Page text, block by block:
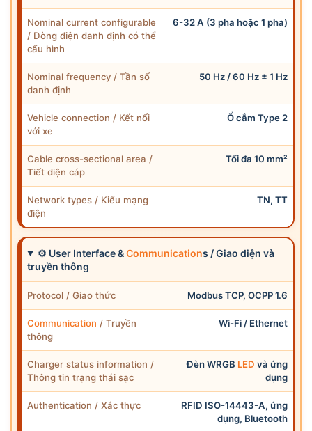
Nominal current configurable
/ Dòng điện danh định có thể
cấu hình
6-32 A (3 pha hoặc 1 pha)
Nominal frequency / Tần số
danh định
50 Hz / 60 Hz ± 1 Hz
Vehicle connection / Kết nối
với xe
Ổ cắm Type 2
Cable cross-sectional area /
Tiết diện cáp
Tối đa 10 mm²
Network types / Kiểu mạng
điện
TN, TT
⚙ User Interface &Communications / Giao diện và
truyền thông
Protocol / Giao thức Modbus TCP, OCPP 1.6
Communication / Truyền
thông
Wi-Fi / Ethernet
Charger status information /
Thông tin trạng thái sạc
Đèn WRGB LED và ứng
dụng
Authentication / Xác thực
RFID ISO-14443-A, ứng
dụng, Bluetooth